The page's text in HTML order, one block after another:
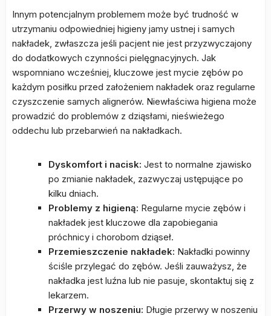
Innym potencjalnym problemem może być trudność w
utrzymaniu odpowiedniej higieny jamy ustnej i samych
nakładek, zwłaszcza jeśli pacjent nie jest przyzwyczajony
do dodatkowych czynności pielęgnacyjnych. Jak
wspomniano wcześniej, kluczowe jest mycie zębów po
każdym posiłku przed założeniem nakładek oraz regularne
czyszczenie samych alignerów. Niewłaściwa higiena może
prowadzić do problemów z dziąsłami, nieświeżego
oddechu lub przebarwień na nakładkach.
Dyskomfort i nacisk: Jest to normalne zjawisko
po zmianie nakładek, zazwyczaj ustępujące po
kilku dniach.
Problemy z higieną: Regularne mycie zębów i
nakładek jest kluczowe dla zapobiegania
próchnicy i chorobom dziąseł.
Przemieszczenie nakładek: Nakładki powinny
ściśle przylegać do zębów. Jeśli zauważysz, że
nakładka jest luźna lub nie pasuje, skontaktuj się z
lekarzem.
Przerwy w noszeniu: Długie przerwy w noszeniu